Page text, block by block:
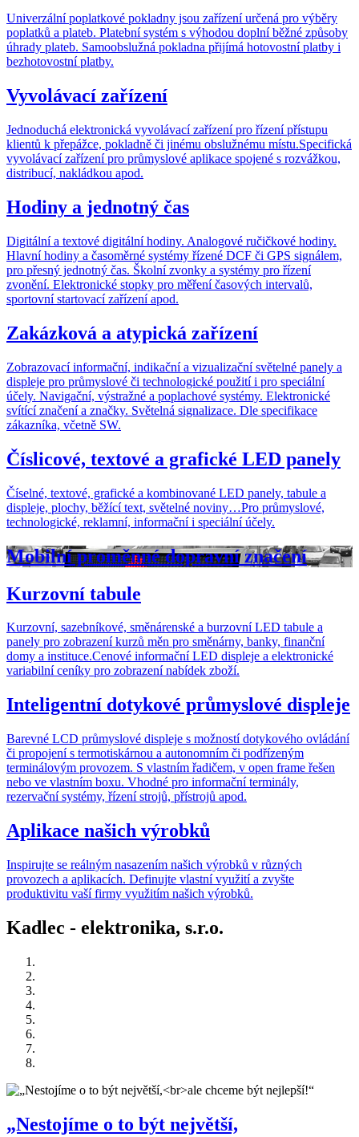
Univerzální poplatkové pokladny jsou zařízení určená pro výběry
poplatků a plateb. Platební systém s výhodou doplní běžné způsoby
úhrady plateb. Samoobslužná pokladna přijímá hotovostní platby i
bezhotovostní platby.
Vyvolávací zařízení
Jednoduchá elektronická vyvolávací zařízení pro řízení přístupu
klientů k přepážce, pokladně či jinému obslužnému místu.Specifická
vyvolávací zařízení pro průmyslové aplikace spojené s rozvážkou,
distribucí, nakládkou apod.
Hodiny a jednotný čas
Digitální a textové digitální hodiny. Analogové ručičkové hodiny.
Hlavní hodiny a časoměrné systémy řízené DCF či GPS signálem,
pro přesný jednotný čas. Školní zvonky a systémy pro řízení
zvonění. Elektronické stopky pro měření časových intervalů,
sportovní startovací zařízení apod.
Zakázková a atypická zařízení
Zobrazovací informační, indikační a vizualizační světelné panely a
displeje pro průmyslové či technologické použití i pro speciální
účely. Navigační, výstražné a poplachové systémy. Elektronické
svítící značení a značky. Světelná signalizace. Dle specifikace
zákazníka, včetně SW.
Číslicové, textové a grafické LED panely
Číselné, textové, grafické a kombinované LED panely, tabule a
displeje, plochy, běžící text, světelné noviny…Pro průmyslové,
technologické, reklamní, informační i speciální účely.
Mobilní proměnné dopravní značení
Kurzovní tabule
Kurzovní, sazebníkové, směnárenské a burzovní LED tabule a
panely pro zobrazení kurzů měn pro směnárny, banky, finanční
domy a instituce.Cenové informační LED displeje a elektronické
variabilní ceníky pro zobrazení nabídek zboží.
Inteligentní dotykové průmyslové displeje
Barevné LCD průmyslové displeje s možností dotykového ovládání
či propojení s termotiskárnou a autonomním či podřízeným
terminálovým provozem. S vlastním řadičem, v open frame řešen
nebo ve vlastním boxu. Vhodné pro informační terminály,
rezervační systémy, řízení strojů, přístrojů apod.
Aplikace našich výrobků
Inspirujte se reálným nasazením našich výrobků v různých
provozech a aplikacích. Definujte vlastní využití a zvyšte
produktivitu vaší firmy využitím našich výrobků.
Kadlec - elektronika, s.r.o.
„Nestojíme o to být největší,